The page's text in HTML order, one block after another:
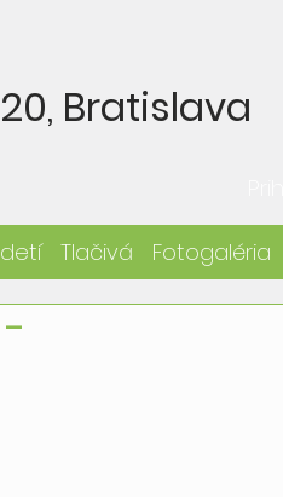
Bratislava
Tlačivá Fotogaléria